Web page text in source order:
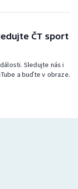
ČT sport
Sledujte nás i
a buďte v obraze.